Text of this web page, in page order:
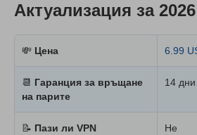
Актуализация за 2026
💸 Цена 6.99
📆 Гаранция за връщане
на парите
14 дни
📝 Пази ли VPN
Не